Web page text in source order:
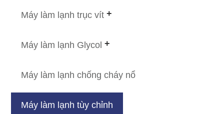
Máy làm lạnh trục vít
Máy làm lạnh Glycol
Máy làm lạnh chống cháy nổ
Máy làm lạnh tùy chỉnh